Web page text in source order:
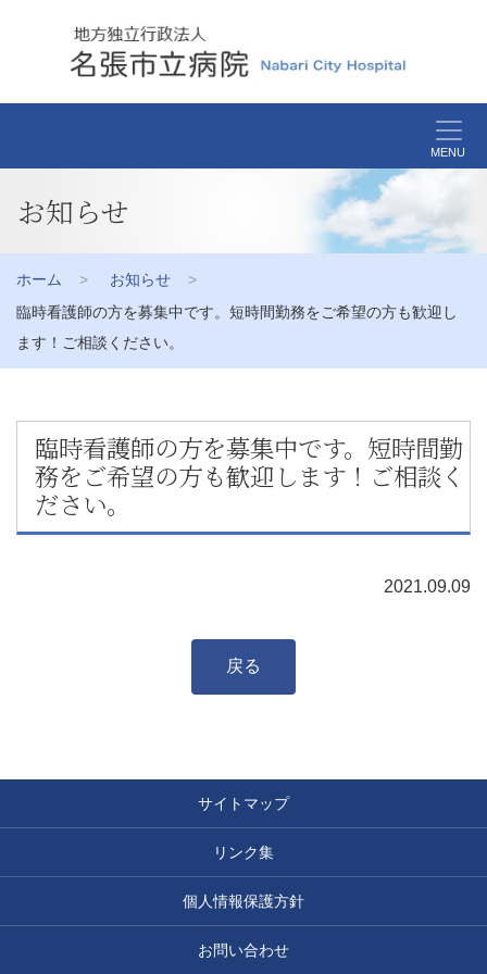
MENU
お知らせ
ホーム
お知らせ
臨時看護師の方を募集中です。短時間勤務をご希望の方も歓迎し
ます！ご相談ください。
臨時看護師の方を募集中です。短時間勤
務をご希望の方も歓迎します！ご相談く
ださい。
2021.09.09
戻る
サイトマップ
リンク集
個人情報保護方針
お問い合わせ